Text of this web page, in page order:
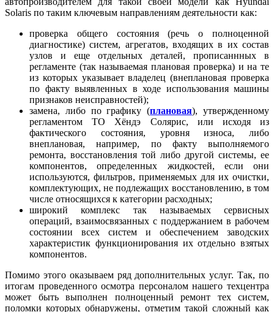
Solaris по таким ключевым направлениям деятельности как:
проверка общего состояния (речь о полноценной
диагностике) систем, агрегатов, входящих в их состав
узлов и еще отдельных деталей, прописаннных в
регламенте (так называемая плановая проверка) и на те
из которых указывает владелец (внеплановая проверка
по факту выявленных в ходе использования машины
признаков неисправностей);
замена, либо по графику (плановая), утвержденному
регламентом ТО Хёндэ Солярис, или исходя из
фактического состояния, уровня износа, либо
внеплановая, например, по факту выполняемого
ремонта, восстановления той либо другой системы, ее
компонентов, определенных жидкостей, если они
используются, фильтров, применяемых для их очистки,
комплектующих, не подлежащих восстановлению, в том
числе относящихся к категории расходных;
широкий комплекс так называемых сервисных
операций, взаимосвязанных с поддержанием в рабочем
состоянии всех систем и обеспечением заводских
характеристик функционирования их отдельно взятых
компонентов.
Помимо этого оказываем ряд дополнительных услуг. Так, по
итогам проведенного осмотра персоналом нашего техцентра
может быть выполнен полноценный ремонт тех систем,
поломки которых обнаружены, отметим такой сложный как